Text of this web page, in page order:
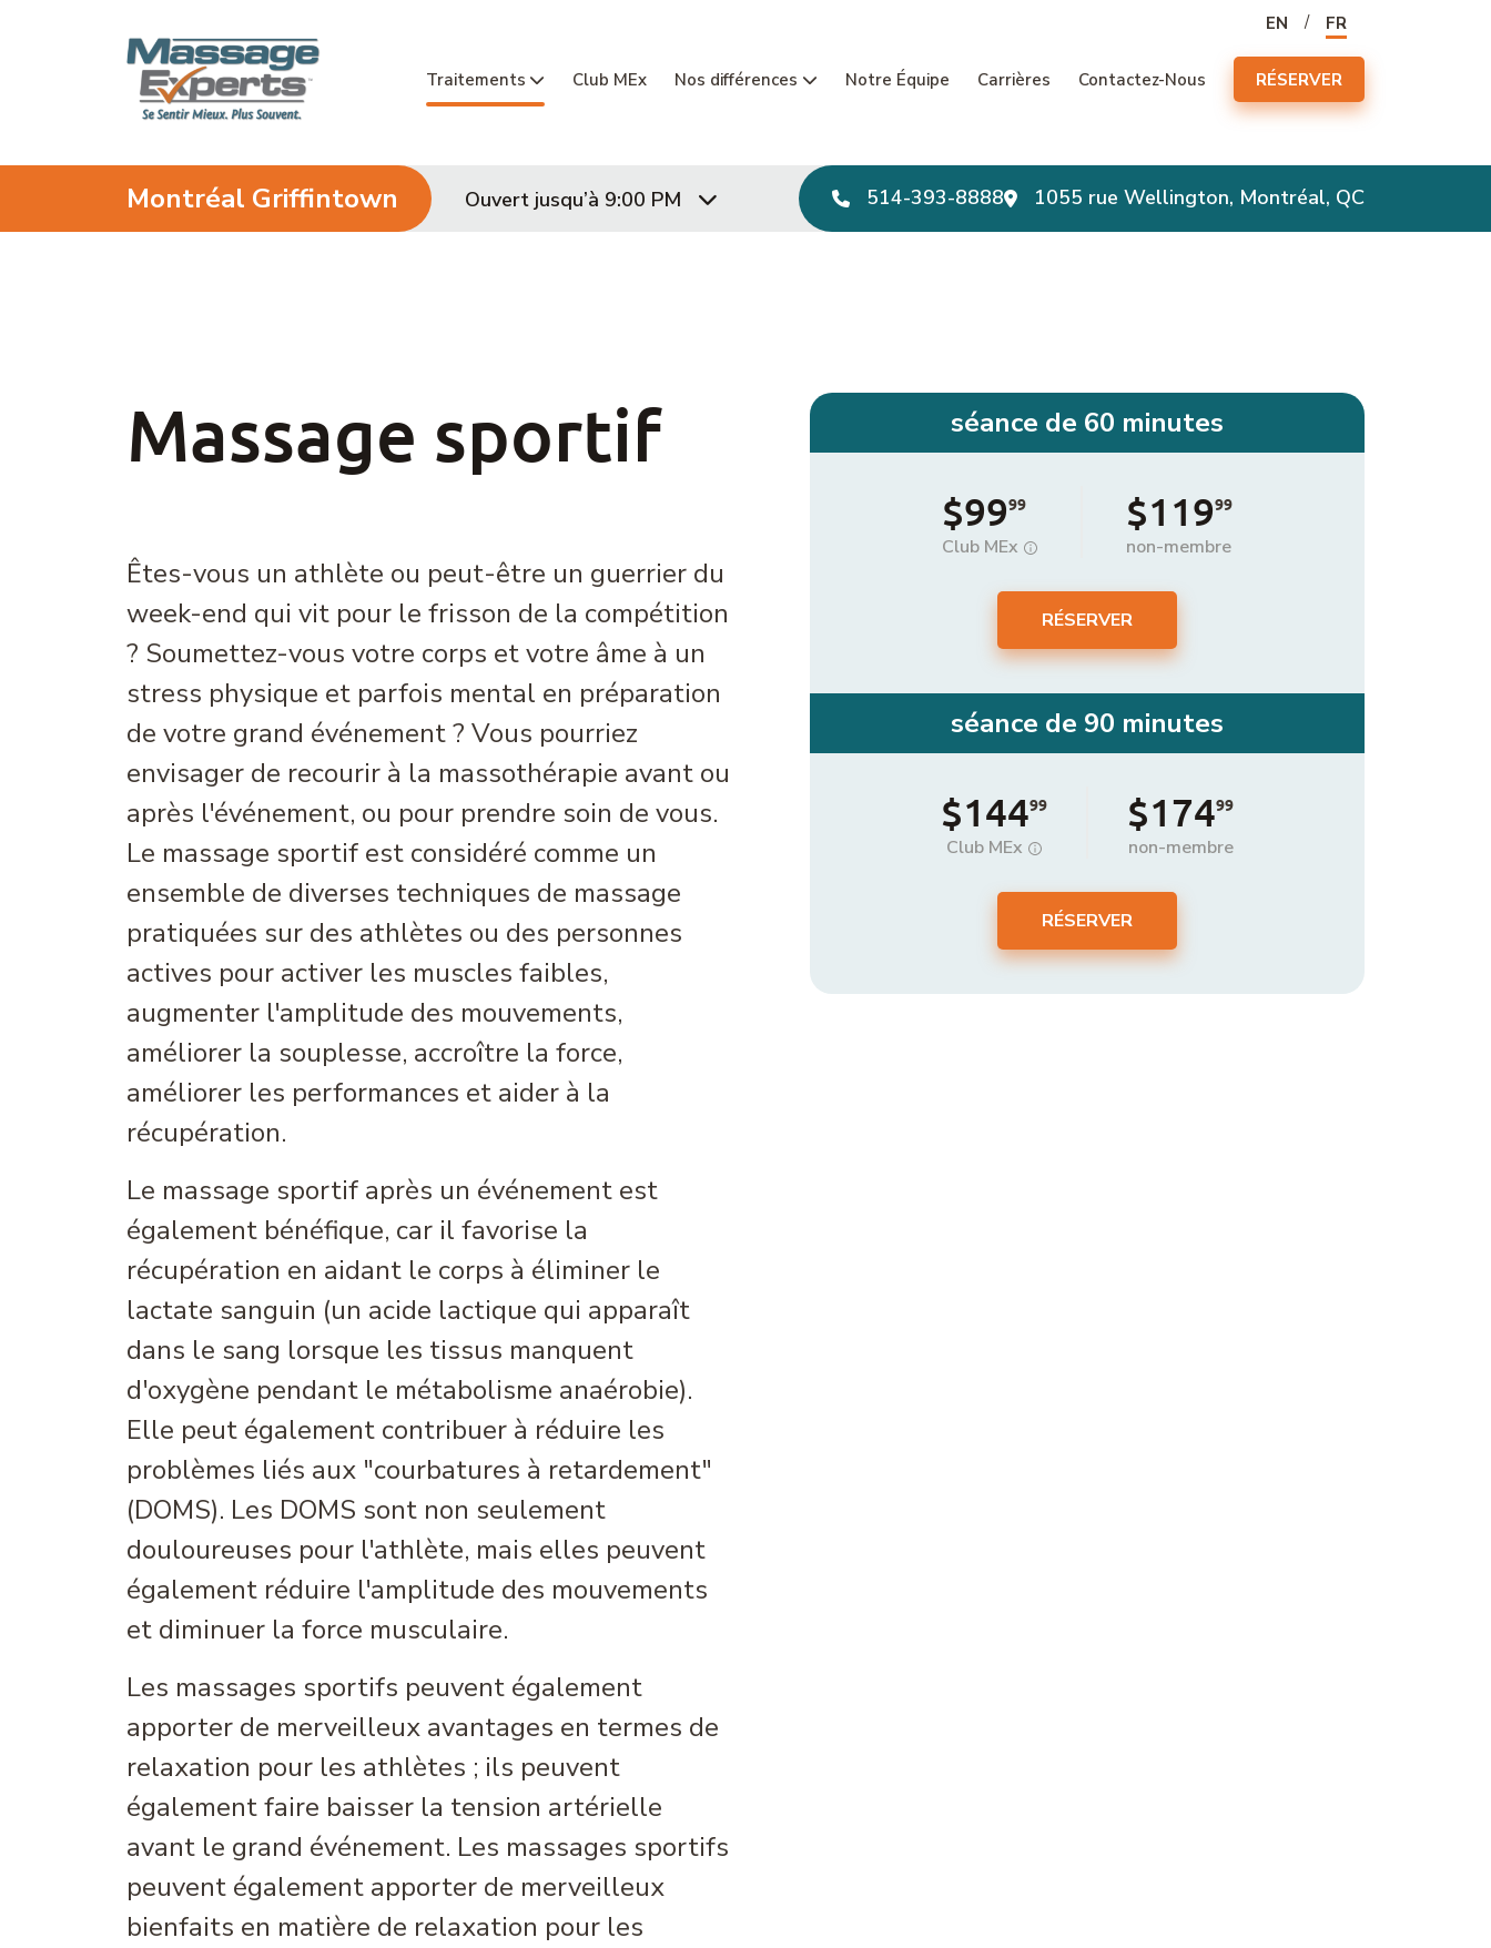
Navigation principaleEN FR
Traitements Club MEx Nos différences Notre Équipe Carrières Contactez-Nous RÉSERVER
Montréal Griffintown Ouvert jusqu’à 9:00 PM 514-393-8888 1055 rue Wellington, Montréal, QC
Massage sportif
Êtes-vous un athlète ou peut-être un guerrier du
week-end qui vit pour le frisson de la compétition
? Soumettez-vous votre corps et votre âme à un
stress physique et parfois mental en préparation
de votre grand événement ? Vous pourriez
envisager de recourir à la massothérapie avant ou
après l'événement, ou pour prendre soin de vous.
Le massage sportif est considéré comme un
ensemble de diverses techniques de massage
pratiquées sur des athlètes ou des personnes
actives pour activer les muscles faibles,
augmenter l'amplitude des mouvements,
améliorer la souplesse, accroître la force,
améliorer les performances et aider à la
récupération.
Le massage sportif après un événement est
également bénéfique, car il favorise la
récupération en aidant le corps à éliminer le
lactate sanguin (un acide lactique qui apparaît
dans le sang lorsque les tissus manquent
d'oxygène pendant le métabolisme anaérobie).
Elle peut également contribuer à réduire les
problèmes liés aux "courbatures à retardement"
(DOMS). Les DOMS sont non seulement
douloureuses pour l'athlète, mais elles peuvent
également réduire l'amplitude des mouvements
et diminuer la force musculaire.
Les massages sportifs peuvent également
apporter de merveilleux avantages en termes de
relaxation pour les athlètes ; ils peuvent
également faire baisser la tension artérielle
avant le grand événement. Les massages sportifs
peuvent également apporter de merveilleux
bienfaits en matière de relaxation pour les
séance de 60 minutes
$9999
Club MEx
$11999
non-membre
RÉSERVER
séance de 90 minutes
$14499
Club MEx
$17499
non-membre
RÉSERVER